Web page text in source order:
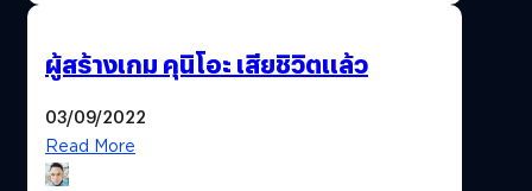
ผู้สร้างเกม คุนิโอะ เสียชิวิตแล้ว
03/09/2022
Read More